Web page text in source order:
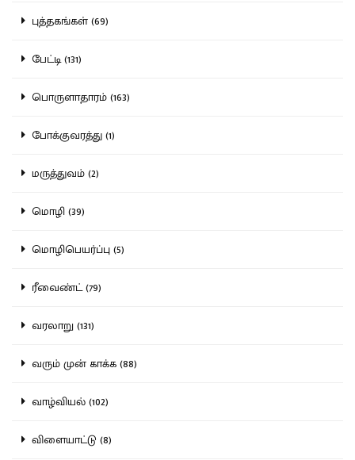
புத்தகங்கள் (69)
பேட்டி (131)
பொருளாதாரம் (163)
போக்குவரத்து (1)
மருத்துவம் (2)
மொழி (39)
மொழிபெயர்ப்பு (5)
ரீவைண்ட் (79)
வரலாறு (131)
வரும் முன் காக்க (88)
வாழ்வியல் (102)
விளையாட்டு (8)